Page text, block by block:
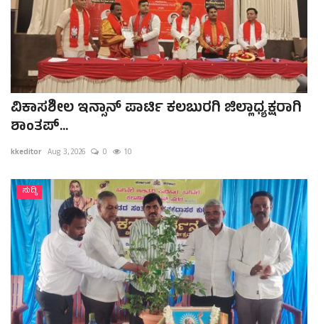
ವಿಕಾಸಶೀಲ ಇನ್ಸಾನ್ ಪಾರ್ಟಿ ಕಲಬುರಗಿ ಜಿಲ್ಲಾಧ್ಯಕ್ಷರಾಗಿ
ಶಾಂತಪ್...
kkeditor Aug 3, 2026 0 10
ಸುದ್ದಿ